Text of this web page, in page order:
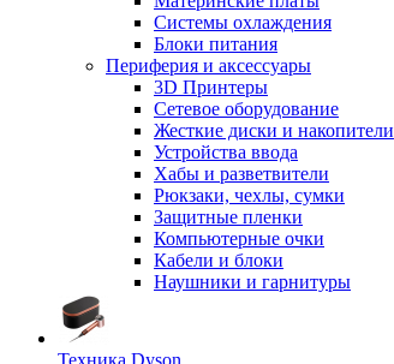
Системы охлаждения
Блоки питания
Периферия и аксессуары
3D Принтеры
Сетевое оборудование
Жесткие диски и накопители
Устройства ввода
Хабы и разветвители
Рюкзаки, чехлы, сумки
Защитные пленки
Компьютерные очки
Кабели и блоки
Наушники и гарнитуры
Техника Dyson